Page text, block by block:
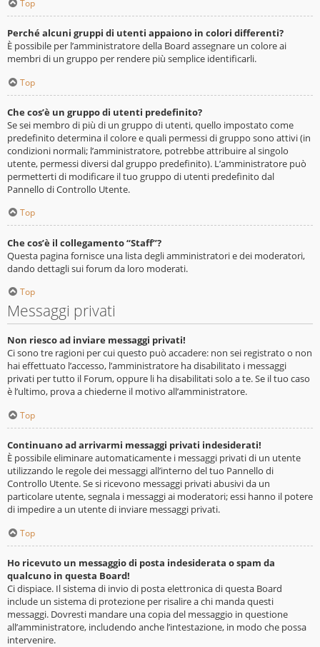
Top
Perché alcuni gruppi di utenti appaiono in colori differenti?
È possibile per l’amministratore della Board assegnare un colore ai
membri di un gruppo per rendere più semplice identificarli.
Top
Che cos’è un gruppo di utenti predefinito?
Se sei membro di più di un gruppo di utenti, quello impostato come
predefinito determina il colore e quali permessi di gruppo sono attivi (in
condizioni normali; l’amministratore, potrebbe attribuire al singolo
utente, permessi diversi dal gruppo predefinito). L’amministratore può
permetterti di modificare il tuo gruppo di utenti predefinito dal
Pannello di Controllo Utente.
Top
Che cos’è il collegamento “Staff”?
Questa pagina fornisce una lista degli amministratori e dei moderatori,
dando dettagli sui forum da loro moderati.
Top
Messaggi privati
Non riesco ad inviare messaggi privati!
Ci sono tre ragioni per cui questo può accadere: non sei registrato o non
hai effettuato l’accesso, l’amministratore ha disabilitato i messaggi
privati per tutto il Forum, oppure li ha disabilitati solo a te. Se il tuo caso
è l’ultimo, prova a chiederne il motivo all’amministratore.
Top
Continuano ad arrivarmi messaggi privati indesiderati!
È possibile eliminare automaticamente i messaggi privati ​​di un utente
utilizzando le regole dei messaggi all’interno del tuo Pannello di
Controllo Utente. Se si ricevono messaggi privati ​​abusivi da un
particolare utente, segnala i messaggi ai moderatori; essi hanno il potere
di impedire a un utente di inviare messaggi privati​​.
Top
Ho ricevuto un messaggio di posta indesiderata o spam da
qualcuno in questa Board!
Ci dispiace. Il sistema di invio di posta elettronica di questa Board
include un sistema di protezione per risalire a chi manda questi
messaggi. Dovresti mandare una copia del messaggio in questione
all’amministratore, includendo anche l’intestazione, in modo che possa
intervenire.